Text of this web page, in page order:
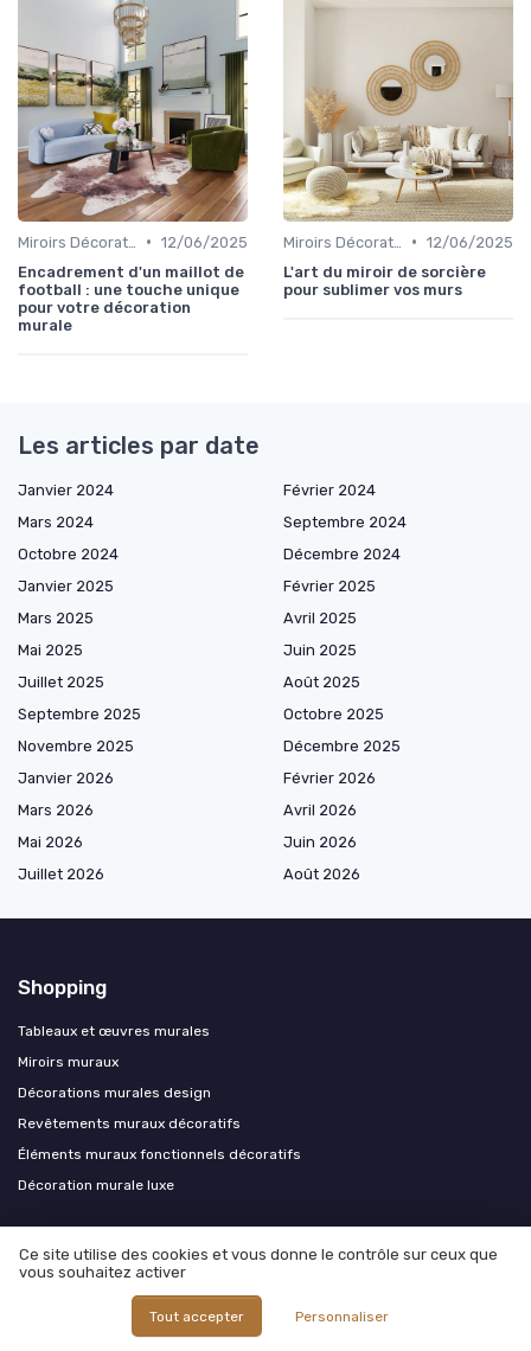
• 12/06/2025
Encadrement d'un maillot de
football : une touche unique
pour votre décoration
murale
• 12/06/2025
L'art du miroir de sorcière
pour sublimer vos murs
Les articles par date
Janvier 2024
Février 2024
Mars 2024
Septembre 2024
Octobre 2024
Décembre 2024
Janvier 2025
Février 2025
Mars 2025
Avril 2025
Mai 2025
Juin 2025
Juillet 2025
Août 2025
Septembre 2025
Octobre 2025
Novembre 2025
Décembre 2025
Janvier 2026
Février 2026
Mars 2026
Avril 2026
Mai 2026
Juin 2026
Juillet 2026
Août 2026
Shopping
Tableaux et œuvres murales
Miroirs muraux
Décorations murales design
Revêtements muraux décoratifs
Éléments muraux fonctionnels décoratifs
Décoration murale luxe
Les plus lus
Comment choisir entre le ral 7015 et le ral 7016 pour la décoration
Ce site utilise des cookies et vous donne le contrôle sur ceux que
vous souhaitez activer
Tout accepter Personnaliser